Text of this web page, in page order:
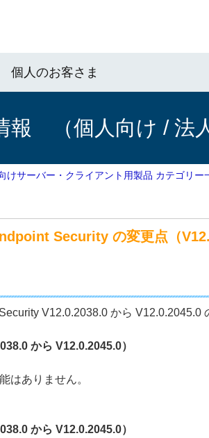
個人のお客さま
報 （個人向け / 法
けサーバー・クライアント用製品 カテゴリー
Security の変更点（
V12.0.2038.0 から V12.0.2045.0
から V12.0.2045.0）
はありません。
から V12.0.2045.0）